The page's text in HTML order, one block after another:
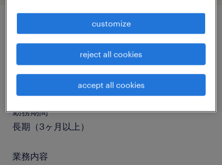
job details
職種
ヘルプデスク・ユーザーサポート
勤務期間
長期（3ヶ月以上）
業務内容
customize
reject all cookies
accept all cookies